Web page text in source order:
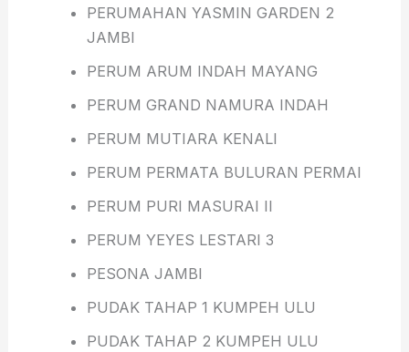
PERUMAHAN YASMIN GARDEN 2
JAMBI
PERUM ARUM INDAH MAYANG
PERUM GRAND NAMURA INDAH
PERUM MUTIARA KENALI
PERUM PERMATA BULURAN PERMAI
PERUM PURI MASURAI II
PERUM YEYES LESTARI 3
PESONA JAMBI
PUDAK TAHAP 1 KUMPEH ULU
PUDAK TAHAP 2 KUMPEH ULU